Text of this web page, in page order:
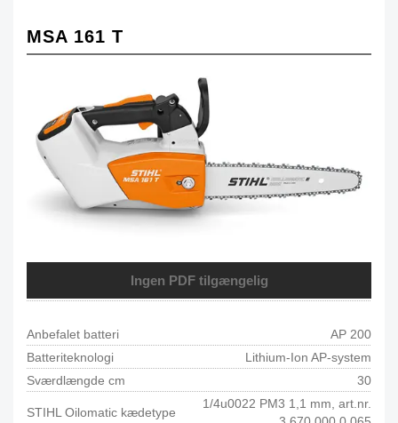
MSA 161 T
Ingen PDF tilgængelig
Anbefalet batteri
AP 200
Batteriteknologi
Lithium-Ion AP-system
Sværdlængde cm
30
STIHL Oilomatic kædetype
1/4u0022 PM3 1,1 mm, art.nr.